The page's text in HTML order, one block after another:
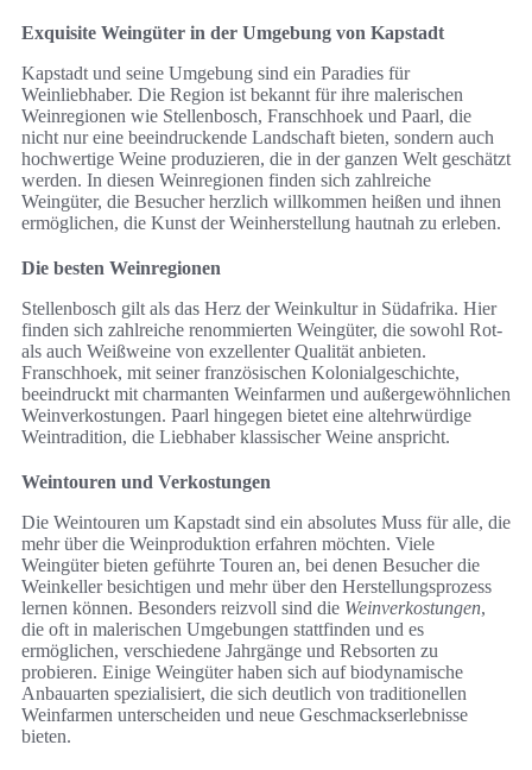
Exquisite Weingüter in der Umgebung von Kapstadt
Kapstadt und seine Umgebung sind ein Paradies für
Weinliebhaber. Die Region ist bekannt für ihre malerischen
Weinregionen wie Stellenbosch, Franschhoek und Paarl, die
nicht nur eine beeindruckende Landschaft bieten, sondern auch
hochwertige Weine produzieren, die in der ganzen Welt geschätzt
werden. In diesen Weinregionen finden sich zahlreiche
Weingüter, die Besucher herzlich willkommen heißen und ihnen
ermöglichen, die Kunst der Weinherstellung hautnah zu erleben.
Die besten Weinregionen
Stellenbosch gilt als das Herz der Weinkultur in Südafrika. Hier
finden sich zahlreiche renommierten Weingüter, die sowohl Rot-
als auch Weißweine von exzellenter Qualität anbieten.
Franschhoek, mit seiner französischen Kolonialgeschichte,
beeindruckt mit charmanten Weinfarmen und außergewöhnlichen
Weinverkostungen. Paarl hingegen bietet eine altehrwürdige
Weintradition, die Liebhaber klassischer Weine anspricht.
Weintouren und Verkostungen
Die Weintouren um Kapstadt sind ein absolutes Muss für alle, die
mehr über die Weinproduktion erfahren möchten. Viele
Weingüter bieten geführte Touren an, bei denen Besucher die
Weinkeller besichtigen und mehr über den Herstellungsprozess
lernen können. Besonders reizvoll sind die Weinverkostungen,
die oft in malerischen Umgebungen stattfinden und es
ermöglichen, verschiedene Jahrgänge und Rebsorten zu
probieren. Einige Weingüter haben sich auf biodynamische
Anbauarten spezialisiert, die sich deutlich von traditionellen
Weinfarmen unterscheiden und neue Geschmackserlebnisse
bieten.